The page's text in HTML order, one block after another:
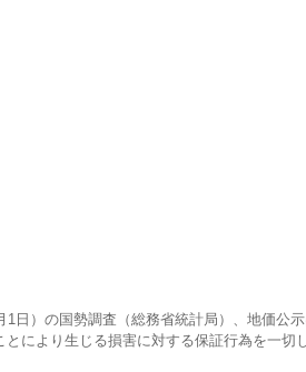
日）の国勢調査（総務省統計局）、地価公
により生じる損害に対する保証行為を一